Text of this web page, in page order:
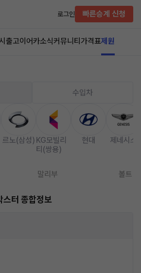
로그인 빠른승계 신청
출고이어카소식커뮤니티 가격표제원
수입차
르노(삼성) KG모빌리
티(쌍용)
현대 제네시스
말리부 볼트
터 종합정보